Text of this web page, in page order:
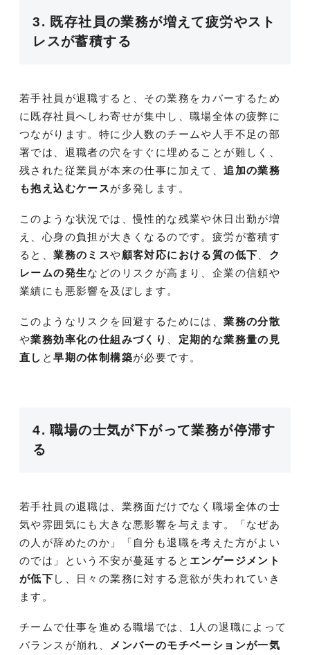
3. 既存社員の業務が増えて疲労やスト
レスが蓄積する
若手社員が退職すると、その業務をカバーするため
に既存社員へしわ寄せが集中し、職場全体の疲弊に
つながります。特に少人数のチームや人手不足の部
署では、退職者の穴をすぐに埋めることが難しく、
残された従業員が本来の仕事に加えて、追加の業務
も抱え込むケースが多発します。
このような状況では、慢性的な残業や休日出勤が増
え、心身の負担が大きくなるのです。疲労が蓄積す
ると、業務のミスや顧客対応における質の低下
ク
レームの発生などのリスクが高まり、企業の信頼や
業績にも悪影響を及ぼします。
このようなリスクを回避するためには、業務の分散
や業務効率化の仕組みづくり
定期的な業務量の見
直し と早期の体制構築が必要です。
4. 職場の士気が下がって業務が停滞す
る
若手社員の退職は、業務面だけでなく職場全体の士
気や雰囲気にも大きな悪影響を与えます。「なぜあ
の人が辞めたのか」「自分も退職を考えた方がよい
のでは」という不安が蔓延すると エンゲージメント
が低下 し、日々の業務に対する意欲が失われていき
ます。
チームで仕事を進める職場では、1人の退職によって
バランスが崩れ、
メンバーのモチベーションが一気